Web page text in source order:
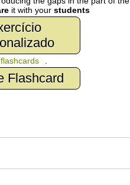
it with your students
flashcards
Flashcard